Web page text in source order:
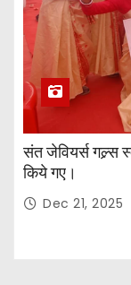
संत जेवियर्स गल्र्स
किये गए।
Dec 21, 2025